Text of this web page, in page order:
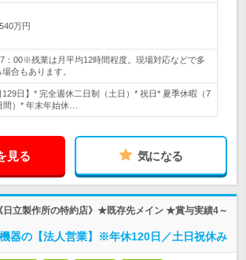
万円
：00※残業は月平均12時間程度。現場対応などで多
合もあります。
129日】* 完全週休二日制（土日）* 祝日* 夏季休暇（7
間）* 年末年始休…
見る 気になる
日立製作所の特約店》★既存先メイン ★賞与実績4～
器の【法人営業】※年休120日／土日祝休み